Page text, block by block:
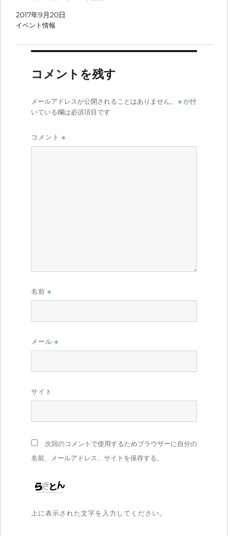
2017年9月20日
イベント情報
コメントを残す
メールアドレスが公開されることはありません。 ※が付
いている欄は必須項目です
コメント ※
名前 ※
メール ※
サイト
次回のコメントで使用するためブラウザーに自分の
名前、メールアドレス、サイトを保存する。
上に表示された文字を入力してください。